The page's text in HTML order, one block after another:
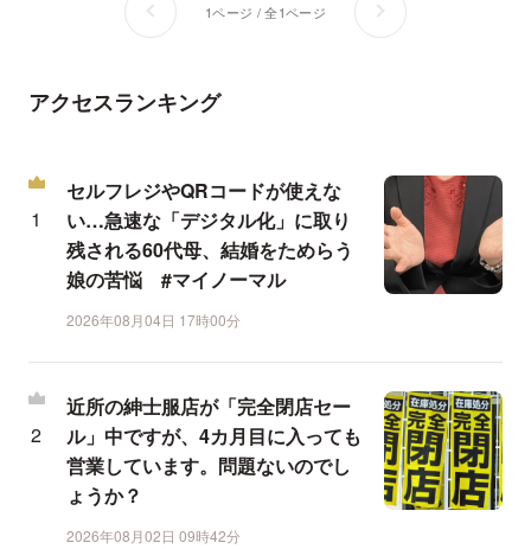
1ページ / 全1ページ
アクセスランキング
セルフレジやQRコードが使えな
い…急速な「デジタル化」に取り
残される60代母、結婚をためらう
娘の苦悩 #マイノーマル
2026年08月04日 17時00分
近所の紳士服店が「完全閉店セー
ル」中ですが、4カ月目に入っても
営業しています。問題ないのでし
ょうか？
2026年08月02日 09時42分